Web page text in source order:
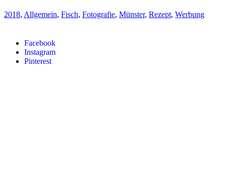
Facebook
Instagram
Pinterest
2018, Allgemein, Fisch, Fotografie, Münster, Rezept, Werbung